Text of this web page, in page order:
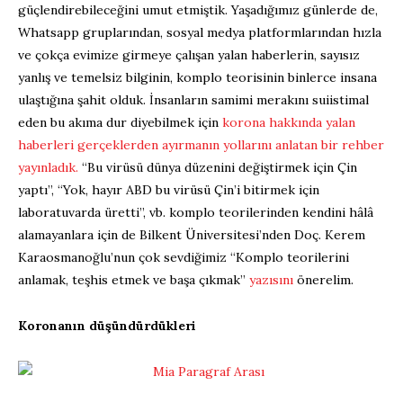
güçlendirebileceğini umut etmiştik. Yaşadığımız günlerde de,
Whatsapp gruplarından, sosyal medya platformlarından hızla
ve çokça evimize girmeye çalışan yalan haberlerin, sayısız
yanlış ve temelsiz bilginin, komplo teorisinin binlerce insana
ulaştığına şahit olduk. İnsanların samimi merakını suiistimal
eden bu akıma dur diyebilmek için korona hakkında yalan
haberleri gerçeklerden ayırmanın yollarını anlatan bir rehber
yayınladık. “Bu virüsü dünya düzenini değiştirmek için Çin
yaptı”, “Yok, hayır ABD bu virüsü Çin’i bitirmek için
laboratuvarda üretti”, vb. komplo teorilerinden kendini hâlâ
alamayanlara için de Bilkent Üniversitesi’nden Doç. Kerem
Karaosmanoğlu’nun çok sevdiğimiz “Komplo teorilerini
anlamak, teşhis etmek ve başa çıkmak” yazısını önerelim.
Koronanın düşündürdükleri